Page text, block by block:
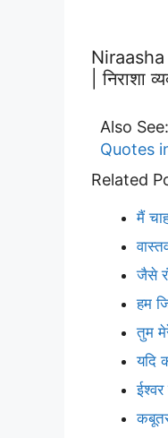
| निराशा
Also See:
Quotes
Related
मैं
जैसे
हम
तुम
यदि